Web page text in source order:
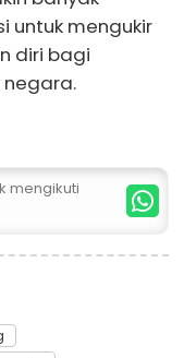
untuk mengukir
diri bagi
mengikuti